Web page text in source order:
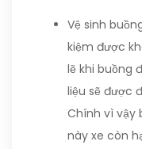
Vệ sinh
kiệm được
lẽ khi buồng
liệu sẽ được
Chính vì vậy
này xe còn